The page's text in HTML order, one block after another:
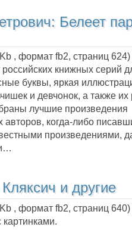
Белеет
, формат fb2, страниц 624
книжных серий
буквы, яркая
и девчонок, а также их
лучшие произведения
когда-либо
произведениями,
и другие
, формат fb2, страниц 640
картинками.